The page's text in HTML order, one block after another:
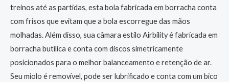
treinos até as partidas, esta bola fabricada em borracha conta
com frisos que evitam que a bola escorregue das mãos
molhadas. Além disso, sua câmara estilo Airbility é fabricada em
borracha butílica e conta com discos simetricamente
posicionados para o melhor balanceamento e retenção de ar.
Seu miolo é removível, pode ser lubrificado e conta com um bico